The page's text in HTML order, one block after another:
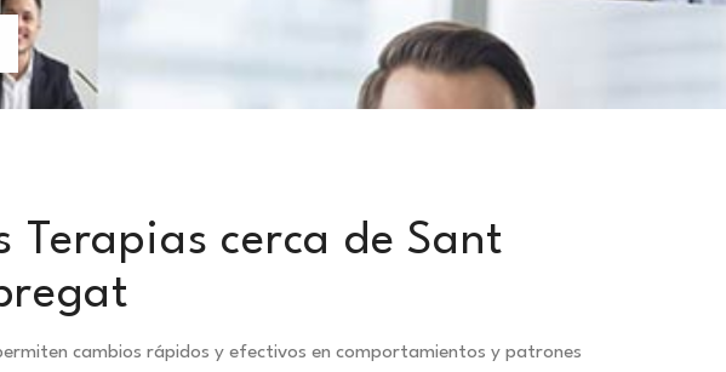
Terapias cerca de Sant
cambios rápidos y efectivos en comportamientos y patrones